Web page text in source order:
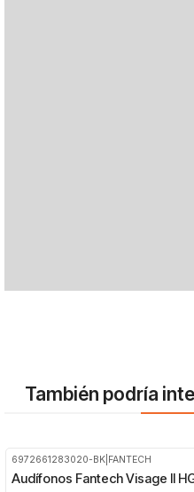
También podría
6972661283020-BK FANTECH
Audífonos Fantech Visage II